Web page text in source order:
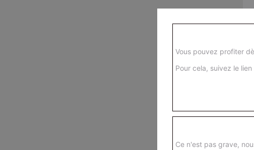
Vous pouvez profiter
Pour cela, suivez le
Ce n'est pas grave,